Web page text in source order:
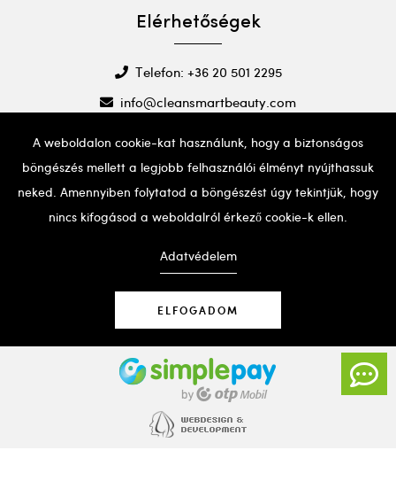
Elérhetőségek
Telefon: +36 20 501 2295
info@cleansmartbeauty.com
Ha probléma adódna a weboldal használatával, kérjük,
hívd a fent említett telefonszámot segítségért.
A weboldalon cookie-kat használunk, hogy a biztonságos
böngészés mellett a legjobb felhasználói élményt nyújthassuk
neked. Amennyiben folytatod a böngészést úgy tekintjük, hogy
nincs kifogásod a weboldalról érkező cookie-k ellen.
Adatvédelem
ELFOGADOM